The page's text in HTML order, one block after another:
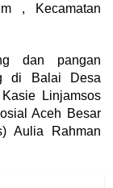
, Kecamatan
dan pangan
di Balai Desa
Linjamsos
Aceh Besar
Aulia Rahman